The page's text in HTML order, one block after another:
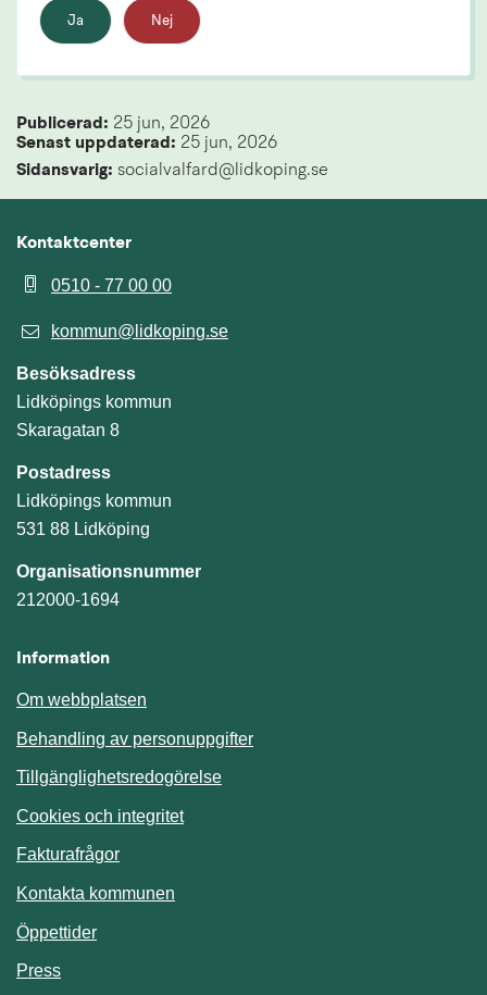
Ja Nej
Publicerad: 25 jun, 2026
Senast uppdaterad: 25 jun, 2026
Sidansvarig: socialvalfard@lidkoping.se
Kontaktcenter
0510 - 77 00 00
kommun@lidkoping.se
Besöksadress
Lidköpings kommun
Skaragatan 8
Postadress
Lidköpings kommun
531 88 Lidköping
Organisationsnummer
212000-1694
Information
Om webbplatsen
Behandling av personuppgifter
Tillgänglighetsredogörelse
Cookies och integritet
Fakturafrågor
Kontakta kommunen
Öppettider
Press